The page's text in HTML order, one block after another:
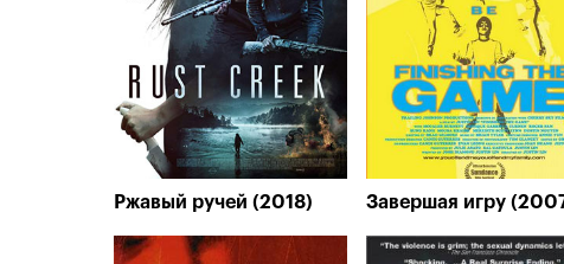
Ржавый ручей (2018) Завершая игру